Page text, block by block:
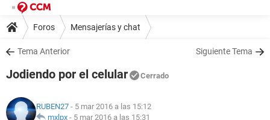
Foros Mensajerías y chat
Tema Anterior Siguiente Tema
Jodiendo por el celular Cerrado
RUBEN27 - 5 mar 2016 a las 15:12
mxlpx - 5 mar 2016 a las 15:31